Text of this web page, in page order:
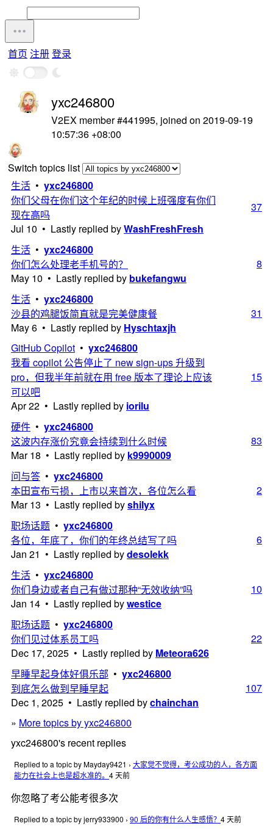
首页 注册登录
yxc246800
V2EX member #441995, joined on 2019-09-19
10:57:36 +08:00
Switch topics list
生活 • yxc246800
你们父母在你们这个年纪的时候上班强度有你们
现在高吗
Jul 10 • Lastly replied byWashFreshFresh
37
生活 • yxc246800
你们怎么处理老手机号的？
May 10 • Lastly replied by bukefangwu
8
生活 • yxc246800
沙县的鸡腿饭简直就是完美健康餐
May 6 • Lastly replied by Hyschtaxjh
31
GitHub Copilot • yxc246800
我看 copilot 公告停止了 new sign-ups 升级到
pro，但我半年前就在用 free 版本了理论上应该
可以吧
Apr 22 • Lastly replied by iorilu
15
硬件 • yxc246800
这波内存涨价究竟会持续到什么时候
Mar 18 • Lastly replied by k9990009
83
问与答 • yxc246800
本田宣布亏损，上市以来首次，各位怎么看
Mar 13 • Lastly replied byshilyx
2
职场话题 • yxc246800
各位，年底了，你们的年终总结写了吗
Jan 21 • Lastly replied bydesolekk
6
生活 • yxc246800
你们身边或者自己有做过那种“无效收纳”吗
Jan 14 • Lastly replied bywestice
10
职场话题 • yxc246800
你们见过体系员工吗
Dec 17, 2025 • Lastly replied by Meteora626
22
早睡早起身体好俱乐部 • yxc246800
到底怎么做到早睡早起
Dec 1, 2025 • Lastly replied bychainchan
107
» More topics by yxc246800
yxc246800's recent replies
Replied to a topic by Mayday9421 › 大家觉不觉得，考公成功的人，各方面
能力在社会上也是超水准的。 4 天前
你忽略了考公能考很多次
Replied to a topic by jerry933900 › 90 后的你有什么人生感悟？ 4 天前